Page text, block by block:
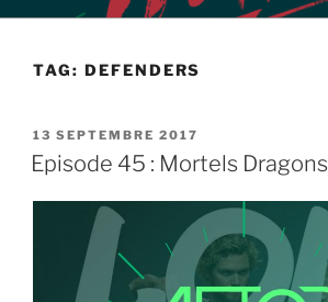
TAG: DEFENDERS
PUBLIÉ
LE
13 SEPTEMBRE 2017
Episode 45 : Mortels Dragons